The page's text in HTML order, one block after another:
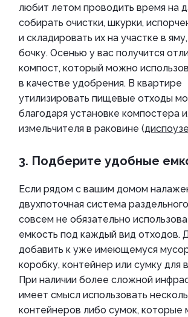
любит летом проводить время на
собирать очистки, шкурки,
и складировать их на участке в
бочку. Осенью у вас получится
компост, который можно
в качестве удобрения. В квартире
утилизировать пищевые отходы
благодаря установке компостера
измельчителя в раковине (
3. Подберите удобные
Если рядом с вашим домом
двухпоточная система
совсем не обязательно
емкость под каждый вид отходов.
добавить к уже имеющемуся
коробку, контейнер или сумку для
При наличии более сложной
имеет смысл использовать
контейнеров либо сумок, которые